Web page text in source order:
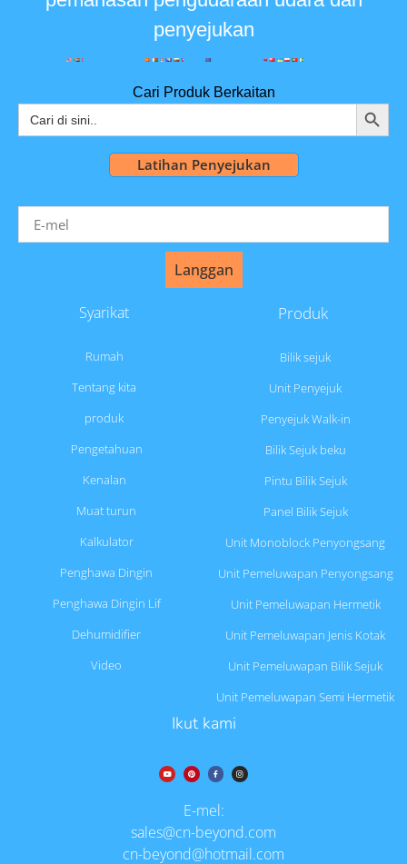
penyejukan
Cari Produk Berkaitan
Carian
untuk:
Latihan Penyejukan
Langgan
Syarikat
Rumah
Tentang kita
produk
Pengetahuan
Kenalan
Muat turun
Kalkulator
Penghawa Dingin
Penghawa Dingin Lif
Dehumidifier
Video
Produk
Bilik sejuk
Unit Penyejuk
Penyejuk Walk-in
Bilik Sejuk beku
Pintu Bilik Sejuk
Panel Bilik Sejuk
Unit Monoblock Penyongsang
Unit Pemeluwapan Penyongsang
Unit Pemeluwapan Hermetik
Unit Pemeluwapan Jenis Kotak
Unit Pemeluwapan Bilik Sejuk
Unit Pemeluwapan Semi Hermetik
Ikut kami
E-mel:
sales@cn-beyond.com
cn-beyond@hotmail.com